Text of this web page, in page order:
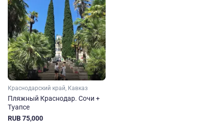
Краснодарский край, Кавказ
Пляжный Краснодар. Сочи +
Туапсе
RUB 75,000